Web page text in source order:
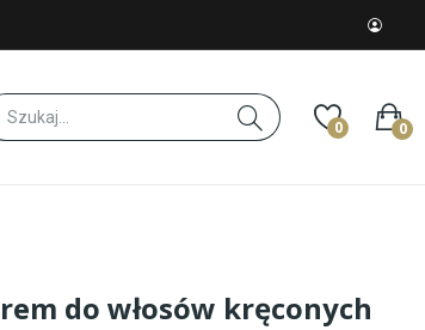
0 0
do włosów kręconych